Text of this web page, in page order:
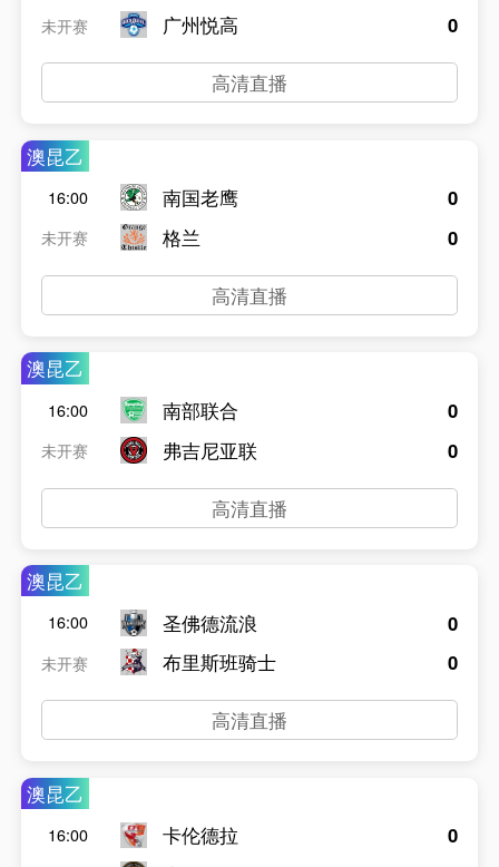
未开赛
广州悦高
0
高清直播
澳昆乙
16:00
未开赛
南国老鹰
格兰
0
0
高清直播
澳昆乙
16:00
未开赛
南部联合
弗吉尼亚联
0
0
高清直播
澳昆乙
16:00
未开赛
圣佛德流浪
布里斯班骑士
0
0
高清直播
澳昆乙
16:00
卡伦德拉
0